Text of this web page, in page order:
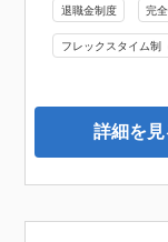
退職金制度 完
フレックスタイム制
詳細を見